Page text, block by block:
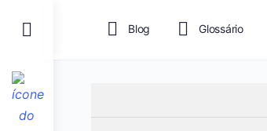
Blog Glossário